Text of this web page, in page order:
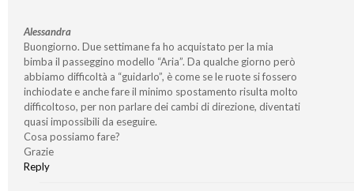
Alessandra
Buongiorno. Due settimane fa ho acquistato per la mia
bimba il passeggino modello “Aria”. Da qualche giorno però
abbiamo difficoltà a “guidarlo”, è come se le ruote si fossero
inchiodate e anche fare il minimo spostamento risulta molto
difficoltoso, per non parlare dei cambi di direzione, diventati
quasi impossibili da eseguire.
Cosa possiamo fare?
Grazie
Reply